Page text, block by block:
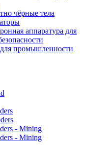
чёрные тела
аппаратура для
промышленности
- Mining
- Mining